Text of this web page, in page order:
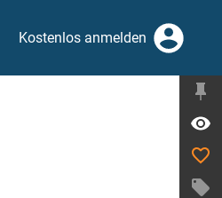
Kostenlos anmelden